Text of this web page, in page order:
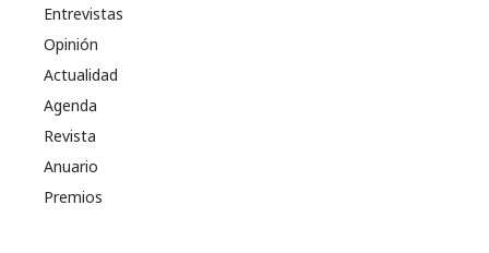
Entrevistas
Opinión
Actualidad
Agenda
Revista
Anuario
Premios